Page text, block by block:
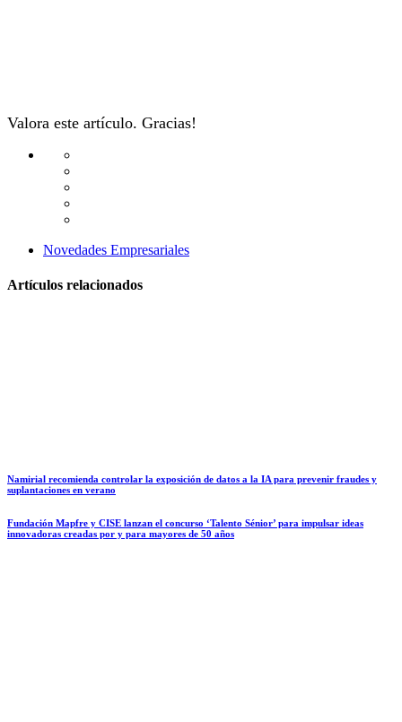
Valora este artículo. Gracias!
Novedades Empresariales
Artículos relacionados
Namirial recomienda controlar la exposición de datos a la IA para prevenir fraudes y
suplantaciones en verano
Fundación Mapfre y CISE lanzan el concurso ‘Talento Sénior’ para impulsar ideas
innovadoras creadas por y para mayores de 50 años